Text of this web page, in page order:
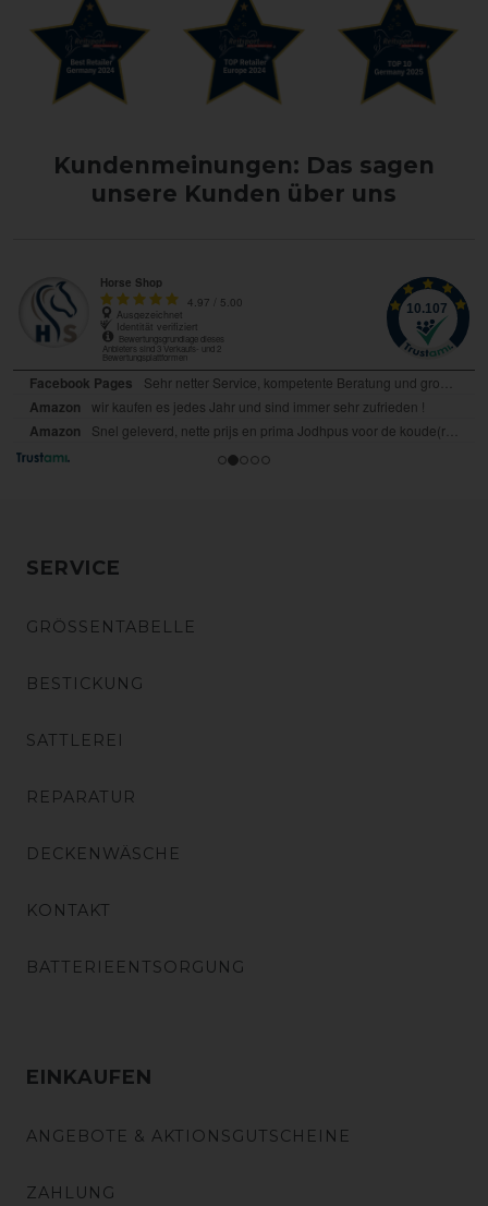
Kundenmeinungen: Das sagen
unsere Kunden über uns
SERVICE
GRÖSSENTABELLE
BESTICKUNG
SATTLEREI
REPARATUR
DECKENWÄSCHE
KONTAKT
BATTERIEENTSORGUNG
EINKAUFEN
ANGEBOTE & AKTIONSGUTSCHEINE
ZAHLUNG